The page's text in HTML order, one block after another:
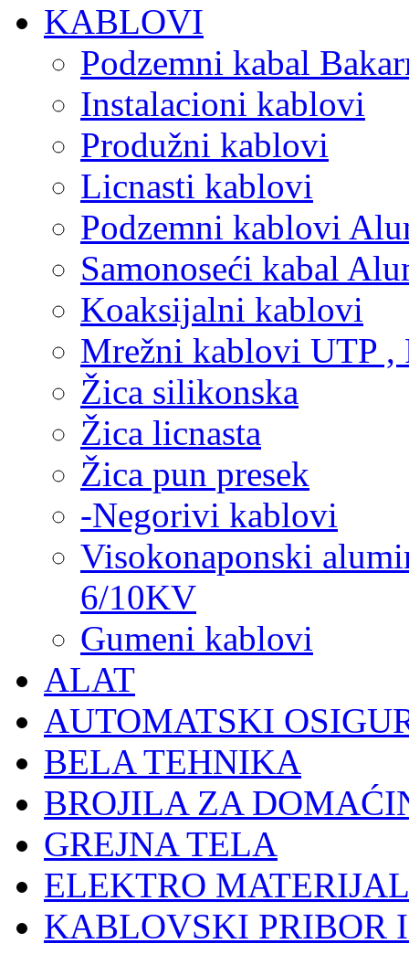
KABLOVI
Podzemni kabal
Instalacioni kablovi
Produžni kablovi
Licnasti kablovi
Podzemni kablovi
Samonoseći kabal
Koaksijalni kablovi
Mrežni kablovi UTP ,
Žica silikonska
Žica licnasta
Žica pun presek
-Negorivi kablovi
Visokonaponski
6/10KV
Gumeni kablovi
ALAT
AUTOMATSKI
BELA TEHNIKA
BROJILA ZA
GREJNA TELA
ELEKTRO MATERIJAL
KABLOVSKI PRIBOR